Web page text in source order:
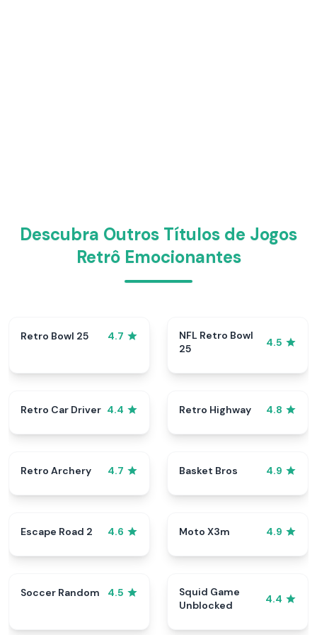
Descubra Outros Títulos de Jogos
Retrô Emocionantes
Retro Bowl 25 4.7
NFL Retro Bowl
25
4.5
Retro Car Driver 4.4 Retro Highway 4.8
Retro Archery 4.7 Basket Bros 4.9
Escape Road 2 4.6 Moto X3m 4.9
Soccer Random 4.5
Squid Game
Unblocked
4.4